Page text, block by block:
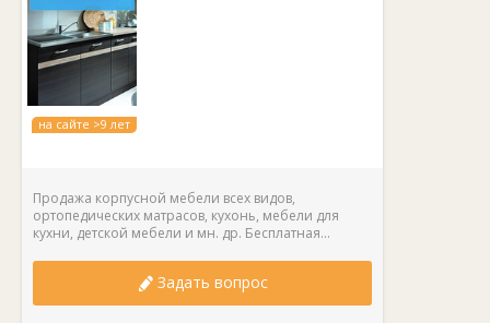
на сайте >9 лет
Продажа корпусной мебели всех видов,
ортопедических матрасов, кухонь, мебели для
кухни, детской мебели и мн. др. Бесплатная...
Задать вопрос